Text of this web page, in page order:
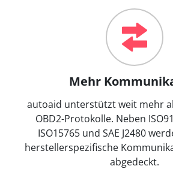
Mehr
autoaid unterstützt weit mehr
OBD2-Protokolle. Neben
ISO15765 und SAE J2480
herstellerspezifische
abgedeckt.